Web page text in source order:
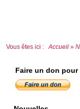
Vous êtes ici : Accueil »
Faire un don